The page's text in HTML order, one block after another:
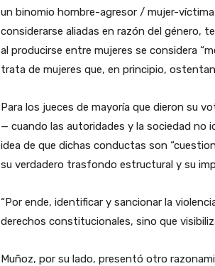
un binomio hombre-agresor / mujer-
considerarse aliadas en razón del género,
al producirse entre mujeres se considera
trata de mujeres que, en principio,
Para los jueces de mayoría que dieron su
— cuando las autoridades y la sociedad
idea de que dichas conductas son
su verdadero trasfondo estructural y su
“Por ende, identificar y sancionar la
derechos constitucionales, sino que
Muñoz, por su lado, presentó otro